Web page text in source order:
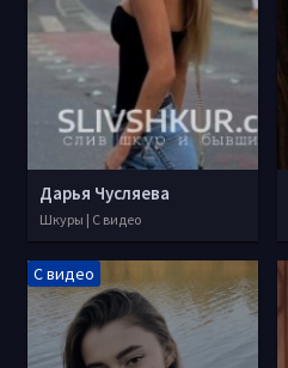
Дарья Чусляева
Шкуры | С видео
С видео